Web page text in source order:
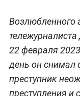
Возлюбленного
22 февраля
день он снимал
преступник
преступления и